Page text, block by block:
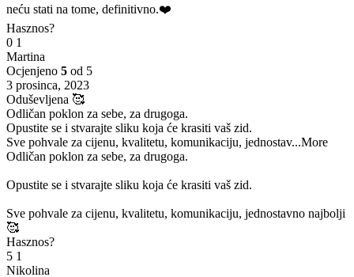
neću stati na tome, definitivno.❤️
Hasznos?
0 1
Martina
Ocjenjeno 5 od 5
3 prosinca, 2023
Oduševljena 🥰
Odličan poklon za sebe, za drugoga.
Opustite se i stvarajte sliku koja će krasiti vaš zid.
Sve pohvale za cijenu, kvalitetu, komunikaciju, jednostav...More
Odličan poklon za sebe, za drugoga.
Opustite se i stvarajte sliku koja će krasiti vaš zid.
Sve pohvale za cijenu, kvalitetu, komunikaciju, jednostavno najbolji
🥰
Hasznos?
5 1
Nikolina